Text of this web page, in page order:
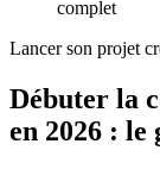
complet
Lancer son projet
Débuter la
en 2026 : le